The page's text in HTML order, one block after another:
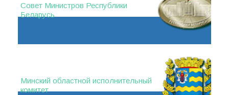
Совет Министров Республики
Беларусь
Минский областной исполнительный
комитет